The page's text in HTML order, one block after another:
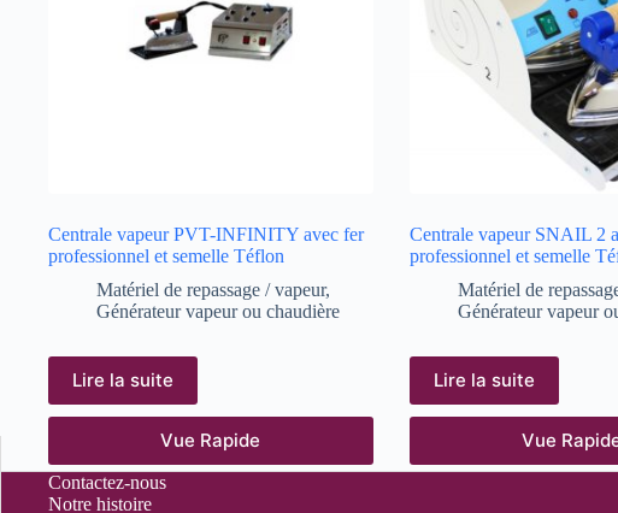
Centrale vapeur PVT-INFINITY avec fer
professionnel et semelle Téflon
Matériel de repassage / vapeur,
Générateur vapeur ou chaudière
Lire la suite
Vue Rapide
Centrale vapeur SNAIL 2
professionnel et semelle
Matériel de
Générateur vapeur
Lire la suite
Vue
Contactez-nous
Notre histoire